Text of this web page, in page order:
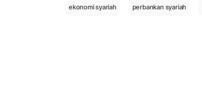
ekonomi syariah perbankan syariah